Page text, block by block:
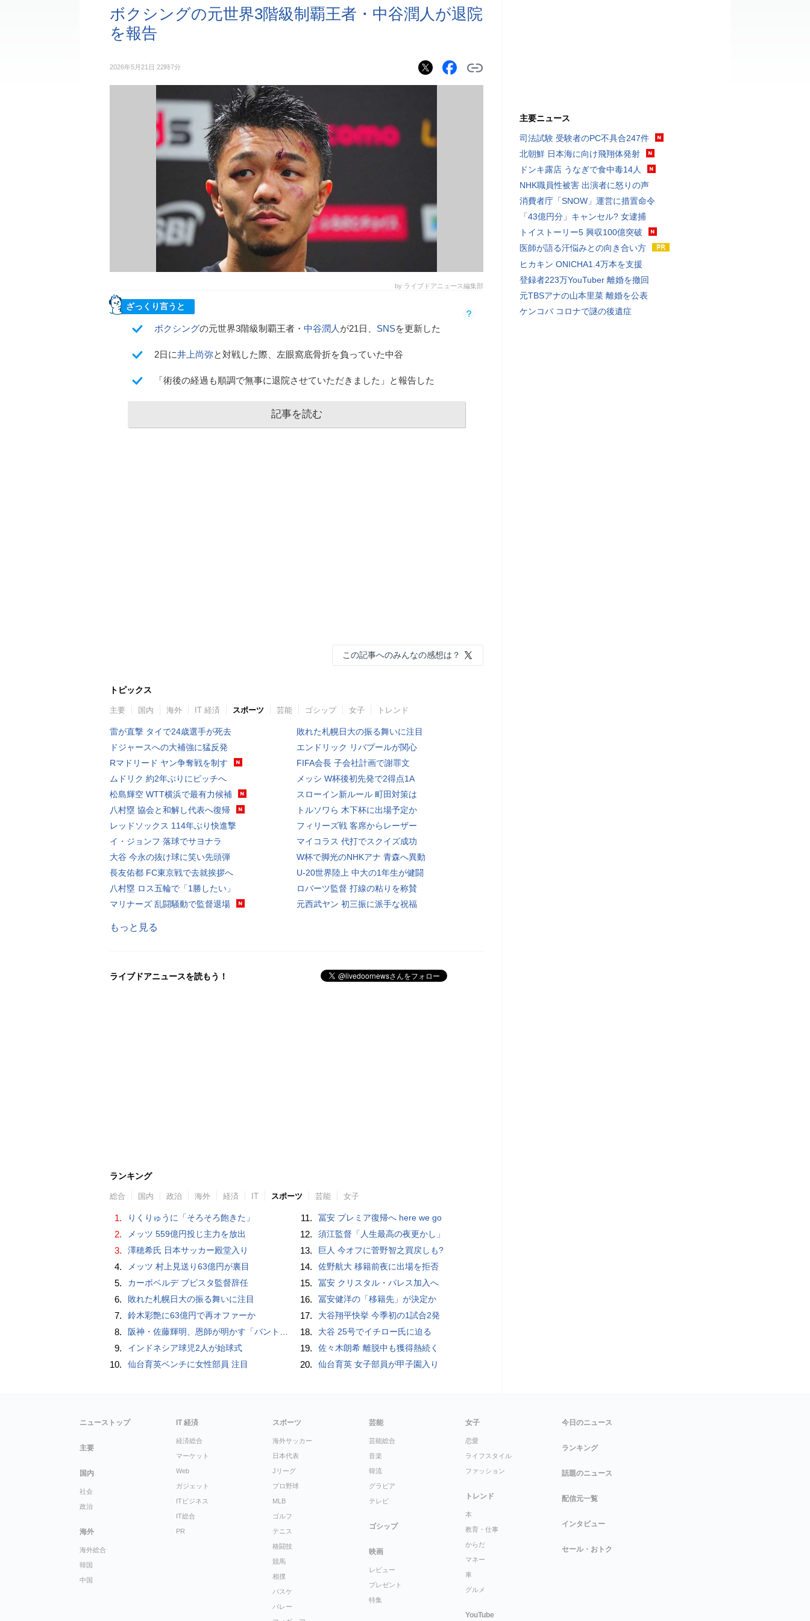
ボクシングの元世界3階級制覇王者・中谷潤人が退院
を報告
2026年5月21日 22時7分
by ライブドアニュース編集部
ざっくり言うと
ボクシングの元世界3階級制覇王者・ 中谷潤人 が21日、 SNSを更新した
2日に井上尚弥と対戦した際、左眼窩底骨折を負っていた中谷
「術後の経過も順調で無事に退院させていただきました」と報告した
記事を読む
この記事へのみんなの感想は？
トピックス
主要 国内 海外 IT 経済 スポーツ 芸能 ゴシップ 女子 トレンド
雷が直撃 タイで24歳選手が死去
ドジャースへの大補強に猛反発
Rマドリード ヤン争奪戦を制す
ムドリク 約2年ぶりにピッチへ
松島輝空 WTT横浜で最有力候補
八村塁 協会と和解し代表へ復帰
レッドソックス 114年ぶり快進撃
イ・ジョンフ 落球でサヨナラ
大谷 今永の抜け球に笑い先頭弾
長友佑都 FC東京戦で去就挨拶へ
八村塁 ロス五輪で「1勝したい」
マリナーズ 乱闘騒動で監督退場
敗れた札幌日大の振る舞いに注目
エンドリック リバプールが関心
FIFA会長 子会社計画で謝罪文
メッシ W杯後初先発で2得点1A
スローイン新ルール 町田対策は
トルソワら 木下杯に出場予定か
フィリーズ戦 客席からレーザー
マイコラス 代打でスクイズ成功
W杯で脚光のNHKアナ 青森へ異動
U-20世界陸上 中大の1年生が健闘
ロバーツ監督 打線の粘りを称賛
元西武ヤン 初三振に派手な祝福
もっと見る
ライブドアニュースを読もう！
ランキング
総合 国内 政治 海外 経済 IT スポーツ 芸能 女子
1. りくりゅうに「そろそろ飽きた」
2. メッツ 559億円投じ主力を放出
3. 澤穂希氏 日本サッカー殿堂入り
4. メッツ 村上見送り63億円が裏目
5. カーボベルデ ブビスタ監督辞任
6. 敗れた札幌日大の振る舞いに注目
7. 鈴木彩艶に63億円で再オファーか
8. 阪神・佐藤輝明、恩師が明かす「バント拒否でホームラン」の“やんちゃ坊主”時代
9. インドネシア球児2人が始球式
10. 仙台育英ベンチに女性部員 注目
11. 冨安 プレミア復帰へ here we go
12. 須江監督「人生最高の夜更かし」
13. 巨人 今オフに菅野智之買戻しも?
14. 佐野航大 移籍前夜に出場を拒否
15. 冨安 クリスタル・パレス加入へ
16. 冨安健洋の「移籍先」が決定か
17. 大谷翔平快挙 今季初の1試合2発
18. 大谷 25号でイチロー氏に迫る
19. 佐々木朗希 離脱中も獲得熱続く
20. 仙台育英 女子部員が甲子園入り
主要ニュース
司法試験 受験者のPC不具合247件
北朝鮮 日本海に向け飛翔体発射
ドンキ露店 うなぎで食中毒14人
NHK職員性被害 出演者に怒りの声
消費者庁「SNOW」運営に措置命令
「43億円分」キャンセル? 女逮捕
トイストーリー5 興収100億突破
医師が語る汗悩みとの向き合い方
ヒカキン ONICHA1.4万本を支援
登録者223万YouTuber 離婚を撤回
元TBSアナの山本里菜 離婚を公表
ケンコバ コロナで謎の後遺症
ニューストップ
主要
国内
社会
政治
海外
海外総合
韓国
中国
IT 経済
経済総合
マーケット
Web
ガジェット
ITビジネス
IT総合
PR
スポーツ
海外サッカー
日本代表
Jリーグ
プロ野球
MLB
ゴルフ
テニス
格闘技
競馬
相撲
バスケ
バレー
芸能
芸能総合
音楽
韓流
グラビア
テレビ
ゴシップ
映画
レビュー
プレゼント
特集
女子
恋愛
ライフスタイル
ファッション
トレンド
本
教育・仕事
からだ
マネー
車
グルメ
YouTube
今日のニュース
ランキング
話題のニュース
配信元一覧
インタビュー
セール・おトク